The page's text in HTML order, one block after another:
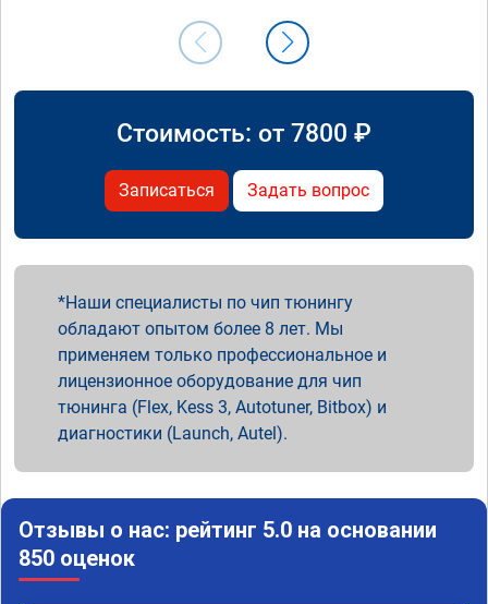
Стоимость: от 7800 ₽
Записаться Задать вопрос
Наши специалисты по чип тюнингу
обладают опытом более 8 лет. Мы
применяем только профессиональное и
лицензионное оборудование для чип
тюнинга (Flex, Kess 3, Autotuner, Bitbox) и
диагностики (Launch, Autel).
Отзывы о нас: рейтинг 5.0 на основании
850 оценок